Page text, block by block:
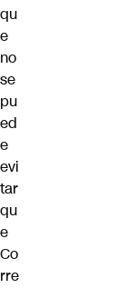
qu
e
no
se
pu
ed
e
evi
tar
qu
e
Co
rre